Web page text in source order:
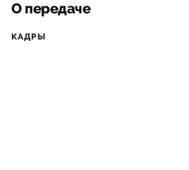
О передаче
КАДРЫ